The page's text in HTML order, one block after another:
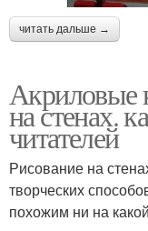
читать дальше →
Акриловые
на стенах.
читателей
Рисование на
творческих
похожим ни на